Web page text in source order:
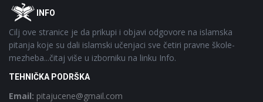
FooterOINFO
Cilj ove stranice je da prikupi i objavi odgovore na islamska
pitanja koje su dali islamski učenjaci sve četiri pravne škole-
mezheba...čitaj više u izborniku na linku Info.
TEHNIČKA PODRŠKA
Email: pitajucene@gmail.com